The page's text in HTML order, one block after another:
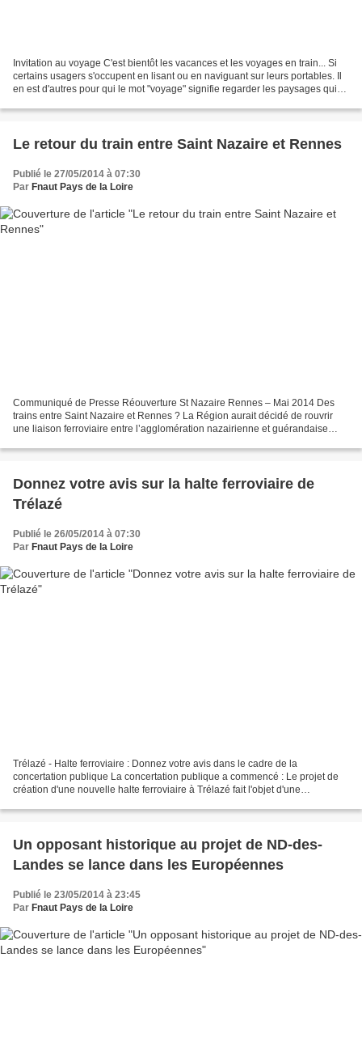
Invitation au voyage C'est bientôt les vacances et les voyages en train... Si
certains usagers s'occupent en lisant ou en naviguant sur leurs portables. Il
en est d'autres pour qui le mot "voyage" signifie regarder les paysages qui
Le retour du train entre Saint Nazaire et Rennes
Publié le 27/05/2014 à 07:30
Par Fnaut Pays de la Loire
Communiqué de Presse Réouverture St Nazaire Rennes – Mai 2014 Des
trains entre Saint Nazaire et Rennes ? La Région aurait décidé de rouvrir
une liaison ferroviaire entre l’agglomération nazairienne et guérandaise
Donnez votre avis sur la halte ferroviaire de
Trélazé
Publié le 26/05/2014 à 07:30
Par Fnaut Pays de la Loire
Trélazé - Halte ferroviaire : Donnez votre avis dans le cadre de la
concertation publique La concertation publique a commencé : Le projet de
création d'une nouvelle halte ferroviaire à Trélazé fait l'objet d'une
Un opposant historique au projet de ND-des-
Landes se lance dans les Européennes
Publié le 23/05/2014 à 23:45
Par Fnaut Pays de la Loire